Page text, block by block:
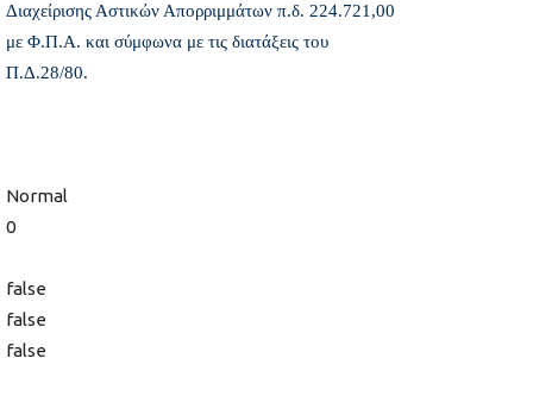
Διαχείρισης Αστικών Απορριμμάτων π.δ. 224.721,00
με Φ.Π.Α. και σύμφωνα με τις διατάξεις του
Π.Δ.28/80.
Normal
0
false
false
false